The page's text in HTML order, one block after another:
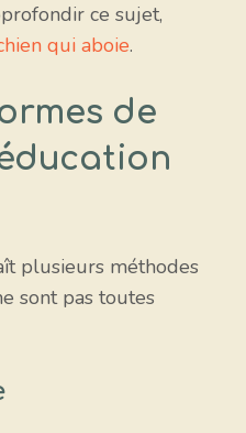
ce sujet,
qui aboie.
de
plusieurs méthodes
sont pas toutes